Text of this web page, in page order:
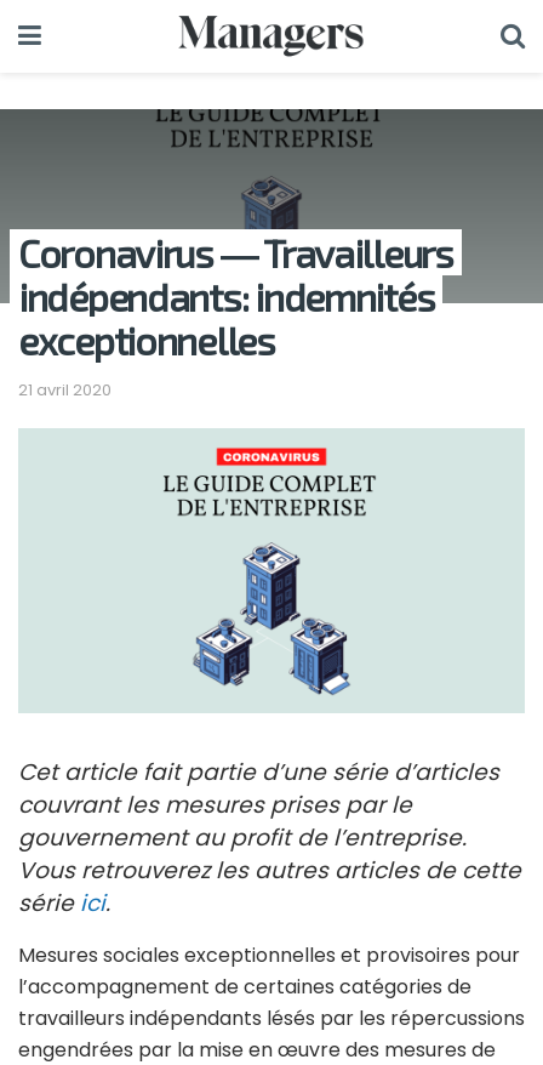
Coronavirus ― Travailleurs
indépendants: indemnités
exceptionnelles
21 avril 2020
Cet article fait partie d’une série d’articles
couvrant les mesures prises par le
gouvernement au profit de l’entreprise.
Vous retrouverez les autres articles de cette
sérieici.
Mesures sociales exceptionnelles et provisoires pour
l’accompagnement de certaines catégories de
travailleurs indépendants lésés par les répercussions
engendrées par la mise en œuvre des mesures de